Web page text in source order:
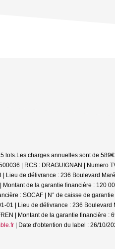
lots.Les charges annuelles sont de
| RCS : DRAGUIGNAN | Numero
Lieu de délivrance : 236 Boulevard
Montant de la garantie financière : 120
: SOCAF | N° de caisse de
01 | Lieu de délivrance : 236
| Montant de la garantie financière
| Date d'obtention du label : 26/10/